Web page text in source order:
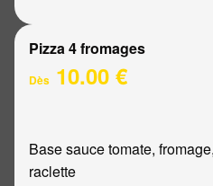
Pizza 4 fromages
Dès 10.00 €
Base sauce tomate,
raclette